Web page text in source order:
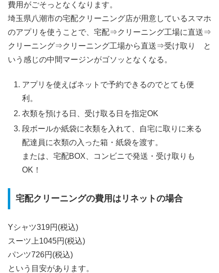
費用がごそっとなくなります。
埼玉県八潮市の宅配クリーニング店が用意しているスマホ
のアプリを使うことで、宅配⇒クリーニング工場に直送⇒
クリーニング⇒クリーニング工場から直送⇒受け取り と
いう感じの中間マージンがゴソッとなくなる。
アプリを使えばネットで予約できるのでとても便
利。
衣類を預ける日、受け取る日を指定OK
段ボールか紙袋に衣類を入れて、自宅に取りに来る
配達員に衣類の入った箱・紙袋を渡す。
または、宅配BOX、コンビニで発送・受け取りも
OK！
宅配クリーニングの費用はリネットの場合
Yシャツ319円(税込)
スーツ上1045円(税込)
パンツ726円(税込)
という目安があります。